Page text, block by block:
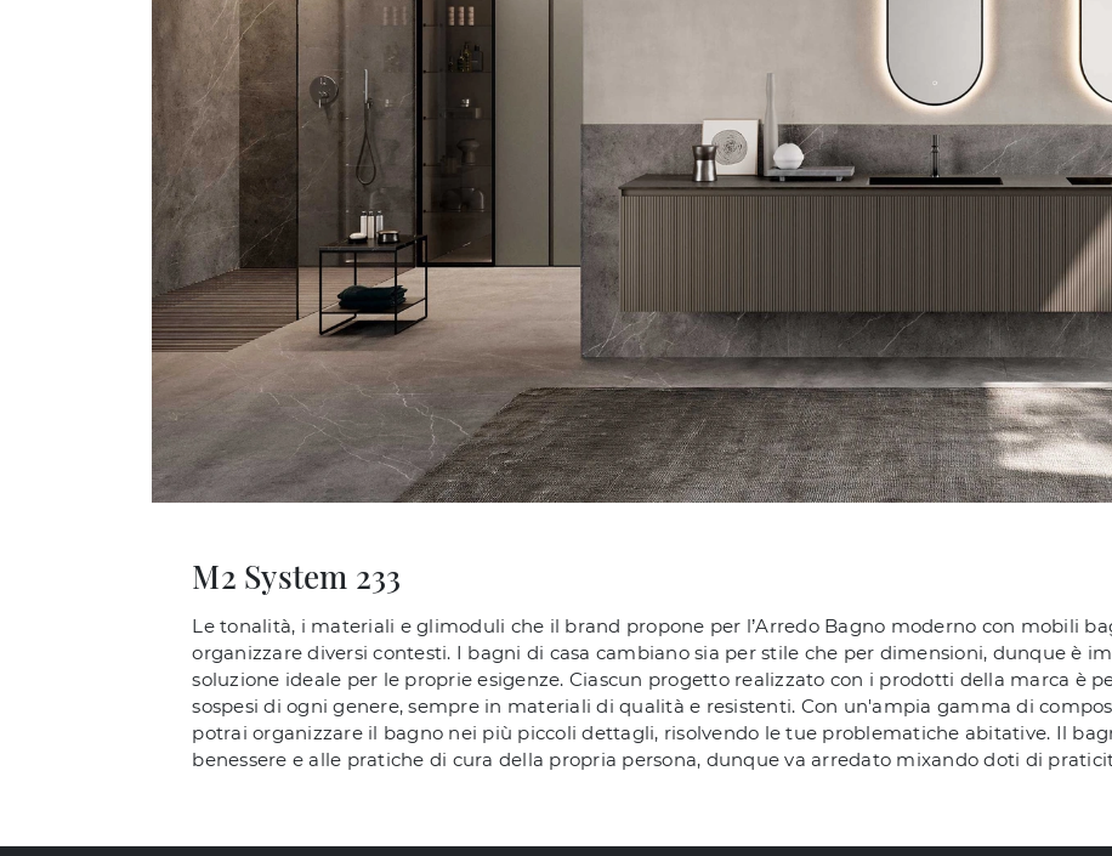
M2 System 233
Le tonalità, i materiali e glimoduli che il brand propone per l’Arredo Bagno moderno con mobili
organizzare diversi contesti. I bagni di casa cambiano sia per stile che per dimensioni, dunque è
soluzione ideale per le proprie esigenze. Ciascun progetto realizzato con i prodotti della marca è
sospesi di ogni genere, sempre in materiali di qualità e resistenti. Con un'ampia gamma di
potrai organizzare il bagno nei più piccoli dettagli, risolvendo le tue problematiche abitative. Il
benessere e alle pratiche di cura della propria persona, dunque va arredato mixando doti di